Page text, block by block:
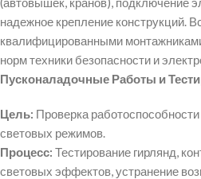
надежное крепление конструкций.
квалифицированными
норм техники безопасности и
Пусконаладочные Работы и
Цель: Проверка
световых режимов.
Процесс: Тестирование гирлянд,
световых эффектов, устранение